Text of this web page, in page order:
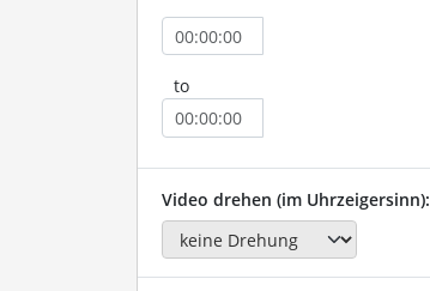
to
Video drehen (im Uhrzeigersinn):